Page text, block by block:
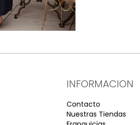
INFORMACION
Contacto
Nuestras Tiendas